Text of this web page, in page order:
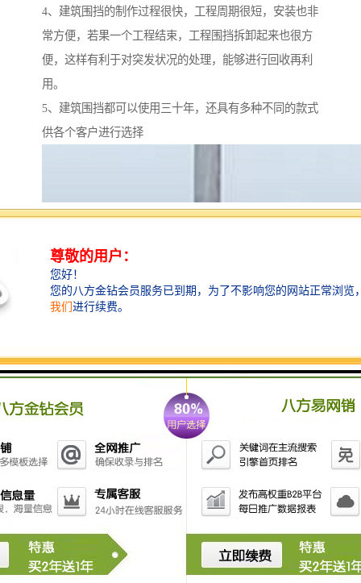
4、建筑围挡的制作过程很快，工程周期很短，安装也非
常方便，若果一个工程结束，工程围挡拆卸起来也很方
便，这样有利于对突发状况的处理，能够进行回收再利
用。
5、建筑围挡都可以使用三十年，还具有多种不同的款式
供各个客户进行选择